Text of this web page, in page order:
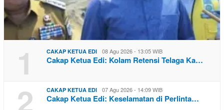
1 CAKAP KETUA EDI 08 Agu 2026 - 13:05 WIB
Cakap Ketua Edi: Kolam Retensi Telaga Ka…
2 CAKAP KETUA EDI 07 Agu 2026 - 14:09 WIB
Cakap Ketua Edi: Keselamatan di Perlinta…